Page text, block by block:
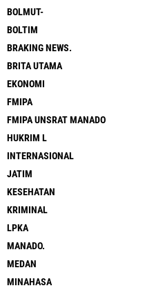
BOLMUT-
BOLTIM
BRAKING NEWS.
BRITA UTAMA
EKONOMI
FMIPA
FMIPA UNSRAT MANADO
HUKRIM L
INTERNASIONAL
JATIM
KESEHATAN
KRIMINAL
LPKA
MANADO.
MEDAN
MINAHASA